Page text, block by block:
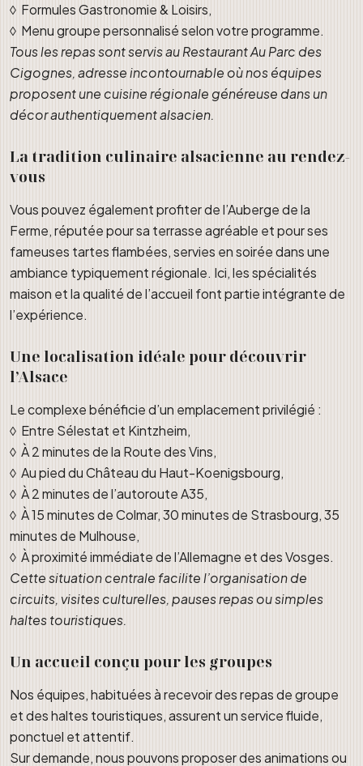
◊ Formules Gastronomie & Loisirs,
◊ Menu groupe personnalisé selon votre programme.
Tous les repas sont servis au Restaurant Au Parc des
Cigognes, adresse incontournable où nos équipes
proposent une cuisine régionale généreuse dans un
décor authentiquement alsacien.
La tradition culinaire alsacienne au rendez-
vous
Vous pouvez également profiter de l’Auberge de la
Ferme, réputée pour sa terrasse agréable et pour ses
fameuses tartes flambées, servies en soirée dans une
ambiance typiquement régionale. Ici, les spécialités
maison et la qualité de l’accueil font partie intégrante de
l’expérience.
Une localisation idéale pour découvrir
l’Alsace
Le complexe bénéficie d’un emplacement privilégié :
◊ Entre Sélestat et Kintzheim,
◊ À 2 minutes de la Route des Vins,
◊ Au pied du Château du Haut-Koenigsbourg,
◊ À 2 minutes de l’autoroute A35,
◊ À 15 minutes de Colmar, 30 minutes de Strasbourg, 35
minutes de Mulhouse,
◊ À proximité immédiate de l’Allemagne et des Vosges.
Cette situation centrale facilite l’organisation de
circuits, visites culturelles, pauses repas ou simples
haltes touristiques.
Un accueil conçu pour les groupes
Nos équipes, habituées à recevoir des repas de groupe
et des haltes touristiques, assurent un service fluide,
ponctuel et attentif.
Sur demande, nous pouvons proposer des animations ou